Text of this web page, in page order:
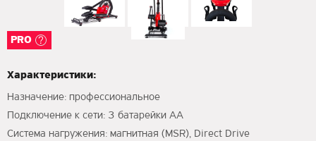
PRO
Характеристики:
Назначение: профессиональное
Подключение к сети: 3 батарейки AA
Система нагружения: магнитная (MSR), Direct Drive